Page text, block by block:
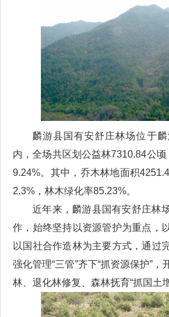
麟游县国有安舒庄林场位于
内，全场共区划公益林7310.84公
9.24%。其中，乔木林地面积
2.3%，林木绿化率85.23%。
近年来，麟游县国有安舒庄林
作，始终坚持以资源管护为重点，
以国社合作造林为主要方式，通过
强化管理“三管”齐下“抓资源保护”
林、退化林修复、森林抚育“抓国土增